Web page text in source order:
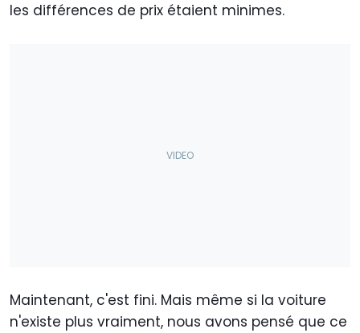
les différences de prix étaient minimes.
Maintenant, c'est fini. Mais même si la voiture
n'existe plus vraiment, nous avons pensé que ce